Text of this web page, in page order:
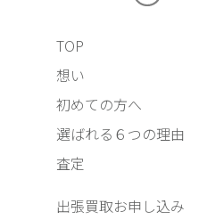
TOP
想い
初めての方へ
選ばれる６つの理由
査定
出張買取お申し込み